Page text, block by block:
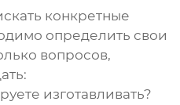
конкретные
определить свои
вопросов,
изготавливать?